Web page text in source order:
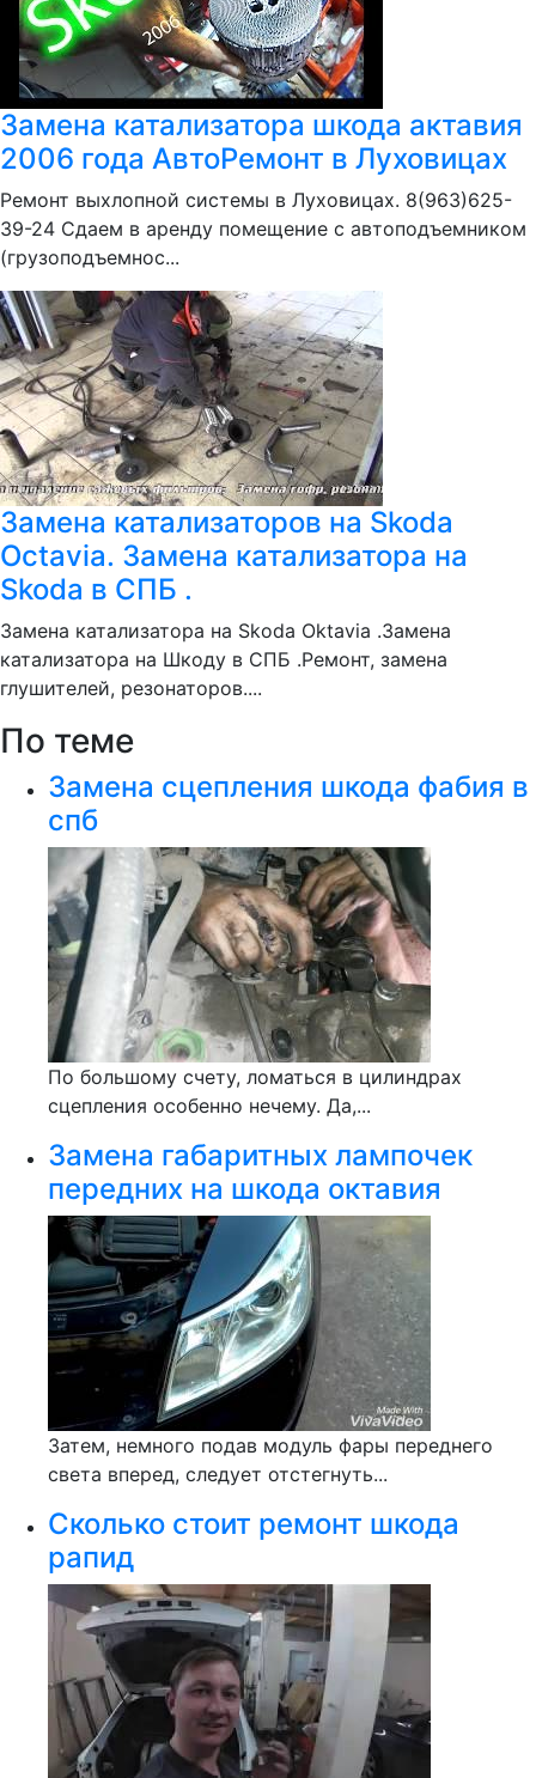
Замена катализатора шкода актавия
2006 года АвтоРемонт в Луховицах
Ремонт выхлопной системы в Луховицах. 8(963)625-
39-24 Сдаем в аренду помещение с автоподъемником
(грузоподъемнос...
Замена катализаторов на Skoda
Octavia. Замена катализатора на
Skoda в СПБ .
Замена катализатора на Skoda Oktavia .Замена
катализатора на Шкоду в СПБ .Ремонт, замена
глушителей, резонаторов....
По теме
Замена сцепления шкода фабия в
спб
По большому счету, ломаться в цилиндрах
сцепления особенно нечему. Да,...
Замена габаритных лампочек
передних на шкода октавия
Затем, немного подав модуль фары переднего
света вперед, следует отстегнуть...
Сколько стоит ремонт шкода
рапид